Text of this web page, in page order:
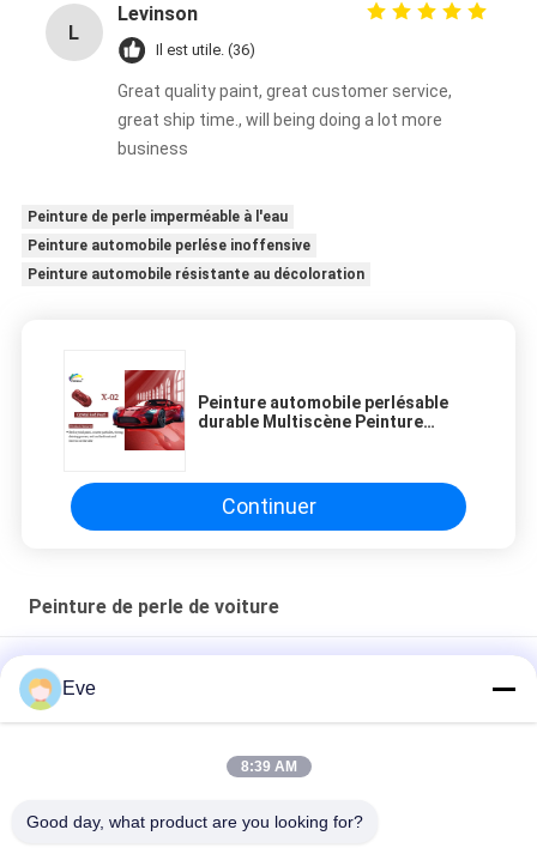
L
Levinson
Il est utile. (36)
Great quality paint, great customer service,
great ship time., will being doing a lot more
business
Peinture de perle imperméable à l'eau
Peinture automobile perlése inoffensive
Peinture automobile résistante au décoloration
Peinture automobile perlésable
durable Multiscène Peinture
Continuer
Peinture de perle de voiture
Peinture à perles de voiture anti-moisi
Peinture automobile nacrée rouge perle non toxique,
Apprêt 1K pour Carrosserie
Eve
8:39 AM
Good day, what product are you looking for?